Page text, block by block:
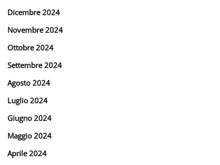
Dicembre 2024
Novembre 2024
Ottobre 2024
Settembre 2024
Agosto 2024
Luglio 2024
Giugno 2024
Maggio 2024
Aprile 2024